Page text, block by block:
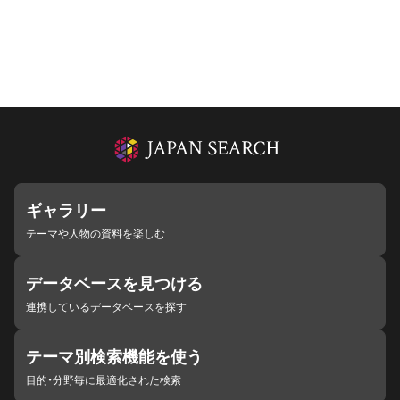
ギャラリー
テーマや人物の資料を楽しむ
データベースを見つける
連携しているデータベースを探す
テーマ別検索機能を使う
目的・分野毎に最適化された検索